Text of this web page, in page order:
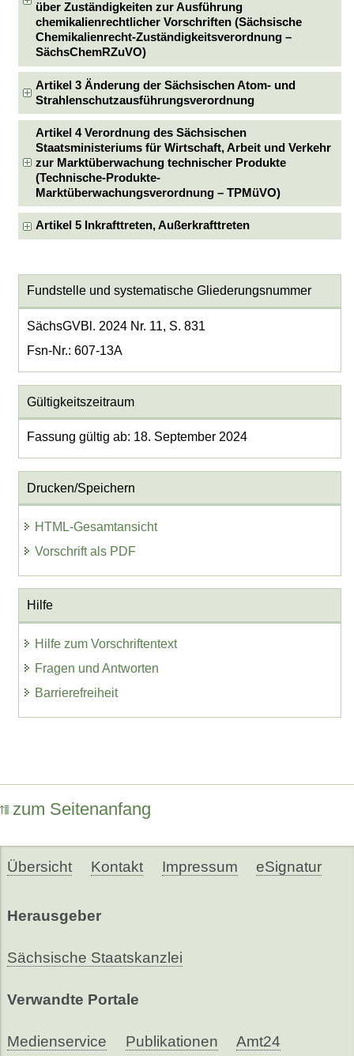
über Zuständigkeiten zur Ausführung
chemikalienrechtlicher Vorschriften (Sächsische
Chemikalienrecht-Zuständigkeitsverordnung –
SächsChemRZuVO)
Artikel 3 Änderung der Sächsischen Atom- und
Strahlenschutzausführungsverordnung
Artikel 4 Verordnung des Sächsischen
Staatsministeriums für Wirtschaft, Arbeit und Verkehr
zur Marktüberwachung technischer Produkte
(Technische-Produkte-
Marktüberwachungsverordnung – TPMüVO)
Artikel 5 Inkrafttreten, Außerkrafttreten
Fundstelle und systematische Gliederungsnummer
SächsGVBl. 2024 Nr. 11, S. 831
Fsn-Nr.: 607-13A
Gültigkeitszeitraum
Fassung gültig ab: 18. September 2024
Drucken/Speichern
HTML-Gesamtansicht
Vorschrift als PDF
Hilfe
Hilfe zum Vorschriftentext
Fragen und Antworten
Barrierefreiheit
zum Seitenanfang
Übersicht Kontakt Impressum eSignatur
Herausgeber
Sächsische Staatskanzlei
Verwandte Portale
Medienservice Publikationen Amt24